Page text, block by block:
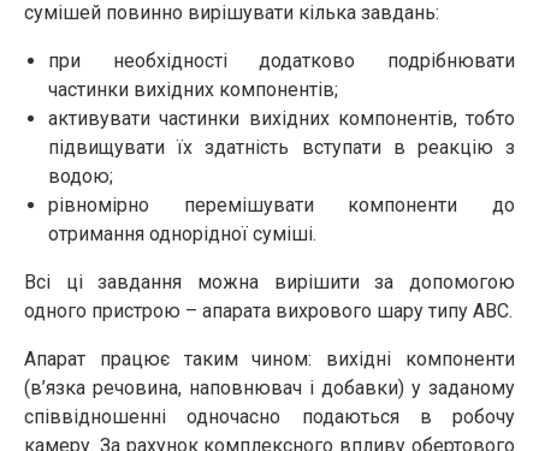
сумішей повинно вирішувати кілька завдань:
при необхідності додатково подрібнювати
частинки вихідних компонентів;
активувати частинки вихідних компонентів, тобто
підвищувати їх здатність вступати в реакцію з
водою;
рівномірно перемішувати компоненти до
отримання однорідної суміші.
Всі ці завдання можна вирішити за допомогою
одного пристрою – апарата вихрового шару типу АВС.
Апарат працює таким чином: вихідні компоненти
(в’язка речовина, наповнювач і добавки) у заданому
співвідношенні одночасно подаються в робочу
камеру. За рахунок комплексного впливу обертового